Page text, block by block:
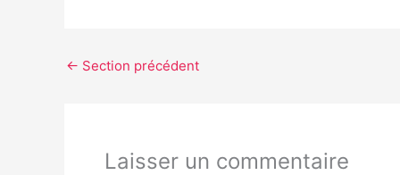
← Section précédent
Laisser un commentaire